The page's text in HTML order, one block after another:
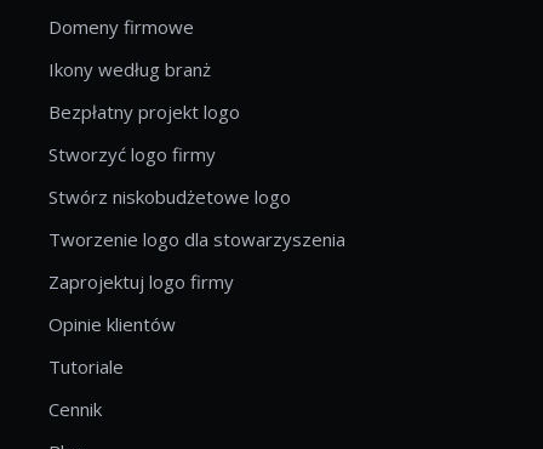
Domeny firmowe
Ikony według branż
Bezpłatny projekt logo
Stworzyć logo firmy
Stwórz niskobudżetowe logo
Tworzenie logo dla stowarzyszenia
Zaprojektuj logo firmy
Opinie klientów
Tutoriale
Cennik